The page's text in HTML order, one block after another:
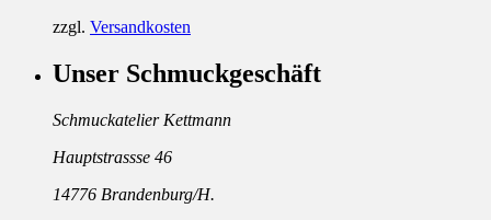
zzgl. Versandkosten
Unser Schmuckgeschäft
Schmuckatelier Kettmann
Hauptstrassse 46
14776 Brandenburg/H.